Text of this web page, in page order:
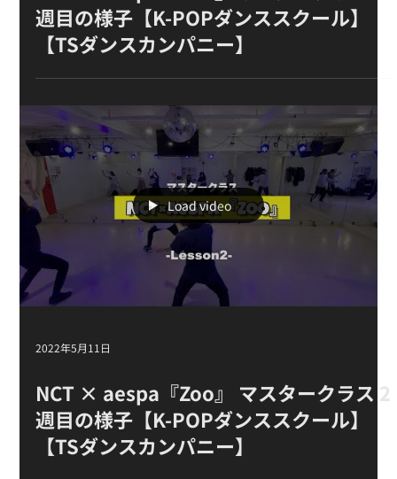
2022年5月19日
NCT × aespa『Zoo』マスタークラス3
週目の様子【K-POPダンススクール】
【TSダンスカンパニー】
Load video